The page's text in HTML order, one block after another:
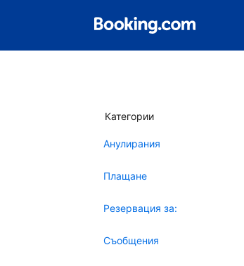
Категории
Анулирания
Плащане
Резервация за:
Съобщения